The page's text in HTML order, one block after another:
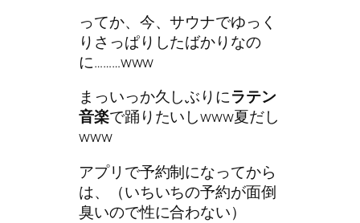
ってか、今、サウナでゆっく
りさっぱりしたばかりなの
に………www
まっいっか久しぶりにラテン
音楽で踊りたいしwww夏だし
www
アプリで予約制になってから
は、（いちいちの予約が面倒
臭いので性に合わない）